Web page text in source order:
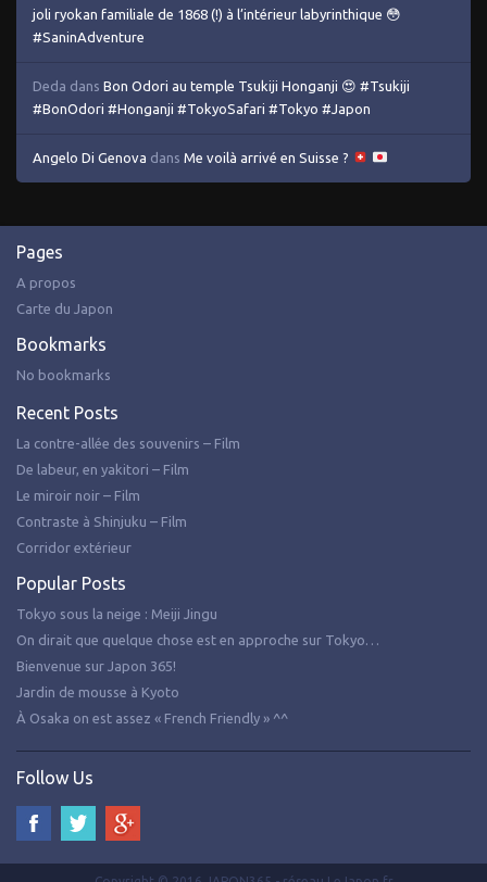
joli ryokan familiale de 1868 (!) à l’intérieur labyrinthique 😳
#SaninAdventure
Deda dans Bon Odori au temple Tsukiji Honganji 😍 #Tsukiji
#BonOdori #Honganji #TokyoSafari #Tokyo #Japon
Angelo Di Genova dans Me voilà arrivé en Suisse ?
Pages
A propos
Carte du Japon
Bookmarks
No bookmarks
Recent Posts
La contre-allée des souvenirs – Film
De labeur, en yakitori – Film
Le miroir noir – Film
Contraste à Shinjuku – Film
Corridor extérieur
Popular Posts
Tokyo sous la neige : Meiji Jingu
On dirait que quelque chose est en approche sur Tokyo…
Bienvenue sur Japon 365!
Jardin de mousse à Kyoto
À Osaka on est assez « French Friendly » ^^
Follow Us